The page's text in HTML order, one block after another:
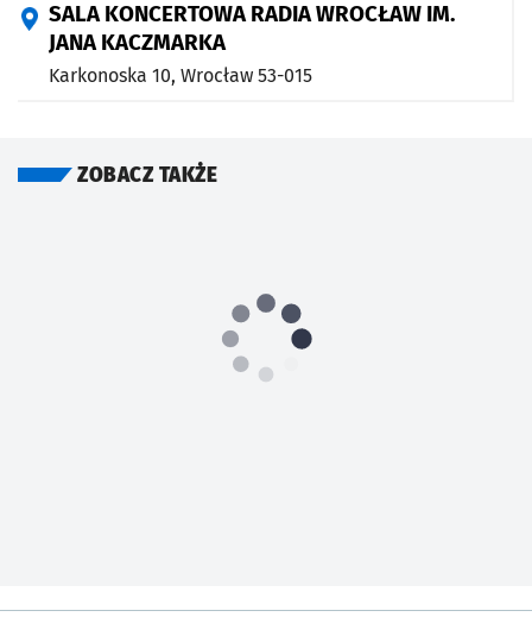
SALA KONCERTOWA RADIA WROCŁAW IM.
JANA KACZMARKA
Karkonoska 10, Wrocław 53-015
ZOBACZ TAKŻE